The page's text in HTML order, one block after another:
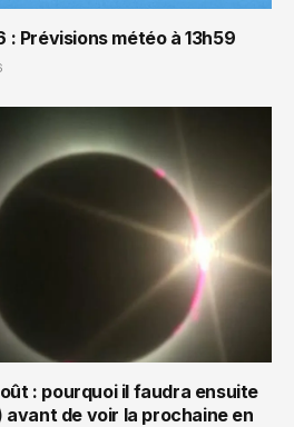
Prévisions météo à 13h59
: pourquoi il faudra ensuite
de voir la prochaine en